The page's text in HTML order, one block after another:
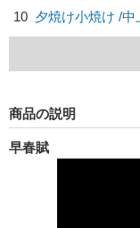
10 夕焼け小焼け /中
商品の説明
早春賦